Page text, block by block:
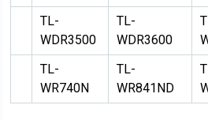
TL-
WDR3500
TL-
WDR3600
TL-
WR740N
TL-
WR841ND